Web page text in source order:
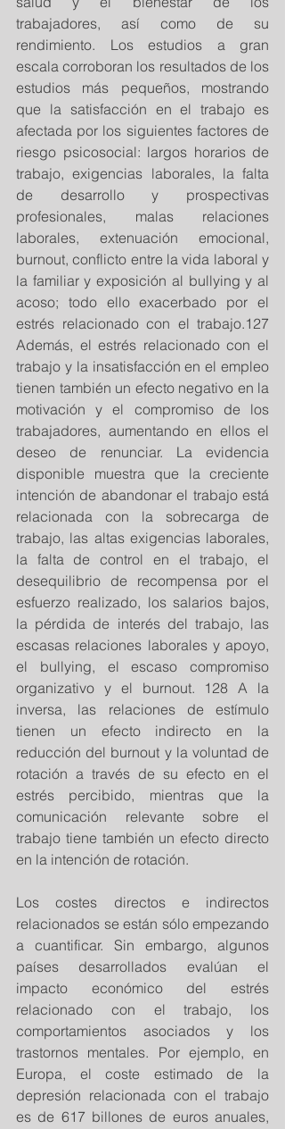
trabajadores, así como de su
rendimiento. Los estudios a gran
escala corroboran los resultados de los
estudios más pequeños, mostrando
que la satisfacción en el trabajo es
afectada por los siguientes factores de
riesgo psicosocial: largos horarios de
trabajo, exigencias laborales, la falta
de desarrollo y prospectivas
profesionales, malas relaciones
laborales, extenuación emocional,
burnout, conflicto entre la vida laboral y
la familiar y exposición al bullying y al
acoso; todo ello exacerbado por el
estrés relacionado con el trabajo.127
Además, el estrés relacionado con el
trabajo y la insatisfacción en el empleo
tienen también un efecto negativo en la
motivación y el compromiso de los
trabajadores, aumentando en ellos el
deseo de renunciar. La evidencia
disponible muestra que la creciente
intención de abandonar el trabajo está
relacionada con la sobrecarga de
trabajo, las altas exigencias laborales,
la falta de control en el trabajo, el
desequilibrio de recompensa por el
esfuerzo realizado, los salarios bajos,
la pérdida de interés del trabajo, las
escasas relaciones laborales y apoyo,
el bullying, el escaso compromiso
organizativo y el burnout. 128 A la
inversa, las relaciones de estímulo
tienen un efecto indirecto en la
reducción del burnout y la voluntad de
rotación a través de su efecto en el
estrés percibido, mientras que la
comunicación relevante sobre el
trabajo tiene también un efecto directo
en la intención de rotación.
Los costes directos e indirectos
relacionados se están sólo empezando
a cuantificar. Sin embargo, algunos
países desarrollados evalúan el
impacto económico del estrés
relacionado con el trabajo, los
comportamientos asociados y los
trastornos mentales. Por ejemplo, en
Europa, el coste estimado de la
depresión relacionada con el trabajo
es de 617 billones de euros anuales,